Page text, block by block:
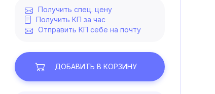
Получить спец. цену
Получить КП за час
Отправить КП себе на почту
ДОБАВИТЬ В КОРЗИНУ